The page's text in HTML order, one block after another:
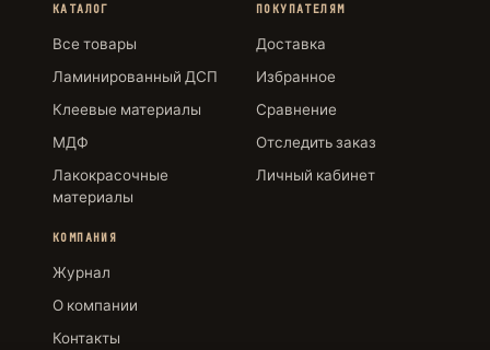
КАТАЛОГ
Все товары
Ламинированный ДСП
Клеевые материалы
МДФ
Лакокрасочные
материалы
ПОКУПАТЕЛЯМ
Доставка
Избранное
Сравнение
Отследить заказ
Личный кабинет
КОМПАНИЯ
Журнал
О компании
Контакты